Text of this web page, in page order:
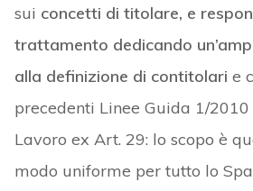
sui concetti di titolare, e
trattamento dedicando
alla definizione di contitolari e
precedenti Linee Guida 1/
Lavoro ex Art. 29: lo scopo è
modo uniforme per tutto lo